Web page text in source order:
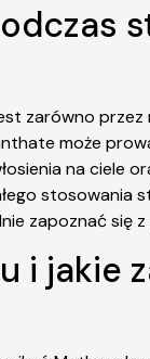
przez
może
na
zapoznać się
jakie